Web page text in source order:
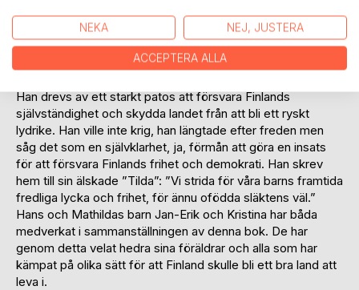
fält, hårda strider, bitande kyla, otillräcklig utrustning men
även gott kamratskap och sammanhållning. I skogarna norr
om Ladoga deltog hans kompani i djärva och spännande
patrullstrider bakom fiendens linjer för att oroa och
Han drevs av ett starkt patos att försvara Finlands
självständighet och skydda landet från att bli ett ryskt
lydrike. Han ville inte krig, han längtade efter freden men
såg det som en självklarhet, ja, förmån att göra en insats
för att försvara Finlands frihet och demokrati. Han skrev
hem till sin älskade ”Tilda”: ”Vi strida för våra barns framtida
fredliga lycka och frihet, för ännu ofödda släktens väl.”
Hans och Mathildas barn Jan-Erik och Kristina har båda
medverkat i sammanställningen av denna bok. De har
genom detta velat hedra sina föräldrar och alla som har
kämpat på olika sätt för att Finland skulle bli ett bra land att
leva i.
NEKA NEJ, JUSTERA
ACCEPTERA ALLA